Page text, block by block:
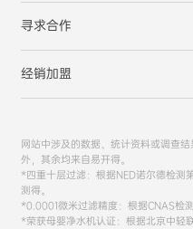
寻求合作
经销加盟
网站中涉及的数据、统计资料或调查
外，其余均来自易开得。
*四重十层过滤：根据NED诺尔德检
测得。
*0.0001微米过滤精度：根据CNAS检
*荣获母婴净水机认证：根据北京中轻